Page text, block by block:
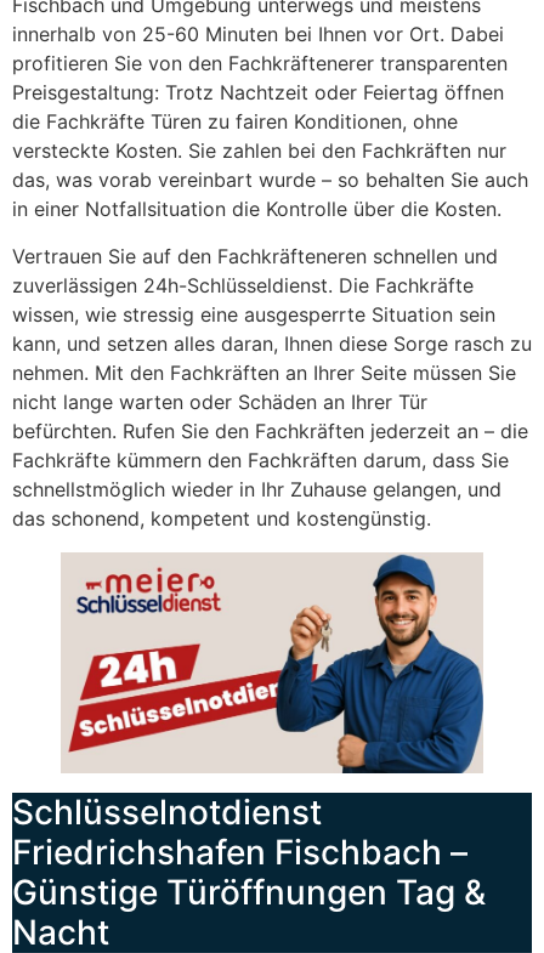
Fischbach und Umgebung unterwegs und meistens
innerhalb von 25-60 Minuten bei Ihnen vor Ort. Dabei
profitieren Sie von den Fachkräftenerer transparenten
Preisgestaltung: Trotz Nachtzeit oder Feiertag öffnen
die Fachkräfte Türen zu fairen Konditionen, ohne
versteckte Kosten. Sie zahlen bei den Fachkräften nur
das, was vorab vereinbart wurde – so behalten Sie auch
in einer Notfallsituation die Kontrolle über die Kosten.
Vertrauen Sie auf den Fachkräfteneren schnellen und
zuverlässigen 24h-Schlüsseldienst. Die Fachkräfte
wissen, wie stressig eine ausgesperrte Situation sein
kann, und setzen alles daran, Ihnen diese Sorge rasch zu
nehmen. Mit den Fachkräften an Ihrer Seite müssen Sie
nicht lange warten oder Schäden an Ihrer Tür
befürchten. Rufen Sie den Fachkräften jederzeit an – die
Fachkräfte kümmern den Fachkräften darum, dass Sie
schnellstmöglich wieder in Ihr Zuhause gelangen, und
das schonend, kompetent und kostengünstig.
Schlüsselnotdienst
Friedrichshafen Fischbach –
Günstige Türöffnungen Tag &
Nacht